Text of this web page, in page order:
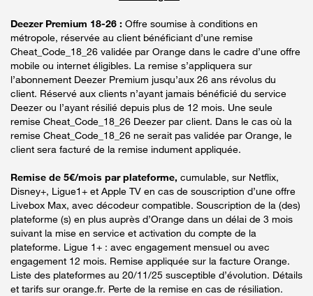
Deezer Premium 18-26 : Offre soumise à conditions en
métropole, réservée au client bénéficiant d’une remise
Cheat_Code_18_26 validée par Orange dans le cadre d’une offre
mobile ou internet éligibles. La remise s’appliquera sur
l’abonnement Deezer Premium jusqu’aux 26 ans révolus du
client. Réservé aux clients n’ayant jamais bénéficié du service
Deezer ou l’ayant résilié depuis plus de 12 mois. Une seule
remise Cheat_Code_18_26 Deezer par client. Dans le cas où la
remise Cheat_Code_18_26 ne serait pas validée par Orange, le
client sera facturé de la remise indument appliquée.
Remise de 5€/mois par plateforme, cumulable, sur Netflix,
Disney+, Ligue1+ et Apple TV en cas de souscription d’une offre
Livebox Max, avec décodeur compatible. Souscription de la (des)
plateforme (s) en plus auprès d’Orange dans un délai de 3 mois
suivant la mise en service et activation du compte de la
plateforme. Ligue 1+ : avec engagement mensuel ou avec
engagement 12 mois. Remise appliquée sur la facture Orange.
Liste des plateformes au 20/11/25 susceptible d’évolution. Détails
et tarifs sur orange.fr. Perte de la remise en cas de résiliation.